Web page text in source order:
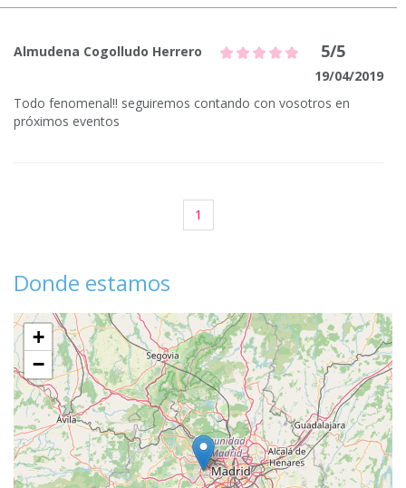
Almudena Cogolludo Herrero 5/5
19/04/2019
Todo fenomenal!! seguiremos contando con vosotros en
próximos eventos
1
Donde estamos
+
−